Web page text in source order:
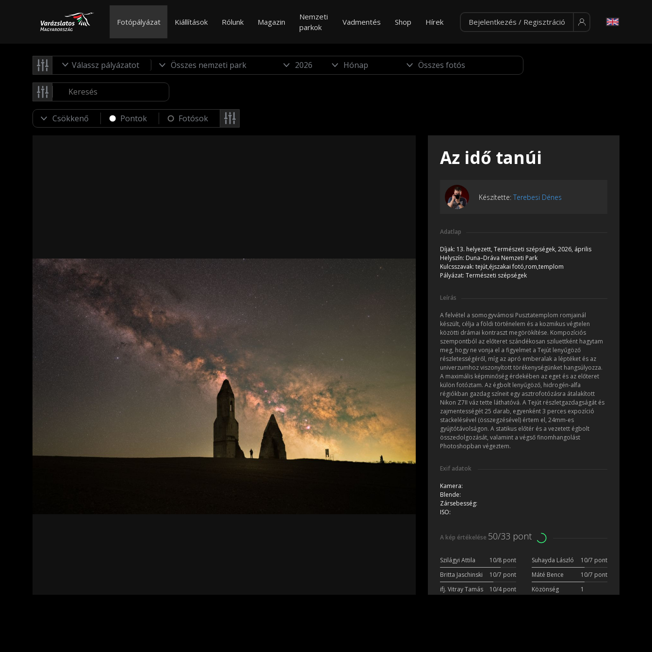
Fotópályázat Kiállítások Rólunk Magazin
Nemzeti
parkok
Vadmentés Shop Hírek Bejelentkezés / Regisztráció
Válassz pályázatot
Pontok Fotósok
Az idő tanúi
Készítette: Terebesi Dénes
Adatlap
Díjak: 13. helyezett, Természeti szépségek, 2026, április
Helyszín: Duna–Dráva Nemzeti Park
Kulcsszavak: tejút,éjszakai fotó,rom,templom
Pályázat: Természeti szépségek
Leírás
A felvétel a somogyvámosi Pusztatemplom romjainál
készült, célja a földi történelem és a kozmikus végtelen
közötti drámai kontraszt megörökítése. Kompozíciós
szempontból az előteret szándékosan sziluettként hagytam
meg, hogy ne vonja el a figyelmet a Tejút lenyűgöző
részletességéről, míg az apró emberalak a léptéket és az
univerzumhoz viszonyított törékenységünket hangsúlyozza.
A maximális képminőség érdekében az eget és az előteret
külön fotóztam. Az égbolt lenyűgöző, hidrogén-alfa
régiókban gazdag színeit egy asztrofotózásra átalakított
Nikon Z7II váz tette láthatóvá. A Tejút részletgazdagságát és
zajmentességét 25 darab, egyenként 3 perces expozíció
stackelésével (összegzésével) értem el, 24mm-es
gyújtótávolságon. A statikus előtér és a vezetett égbolt
összedolgozását, valamint a végső finomhangolást
Photoshopban végeztem.
Exif adatok
Kamera:
Blende:
Zársebesség:
ISO:
A kép értékelése 50/33 pont
Szilágyi Attila 10/8 pont Suhayda László
10/7 pont
Britta Jaschinski
10/7 pont Máté Bence
10/7 pont
ifj. Vitray Tamás
10/4 pont
Közönség
1